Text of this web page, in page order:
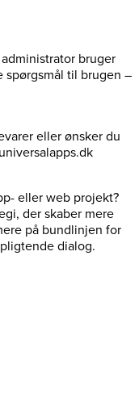
bruger
spørgsmål til brugen –
eller ønsker du
eller web projekt?
der skaber mere
på bundlinjen for
dialog.